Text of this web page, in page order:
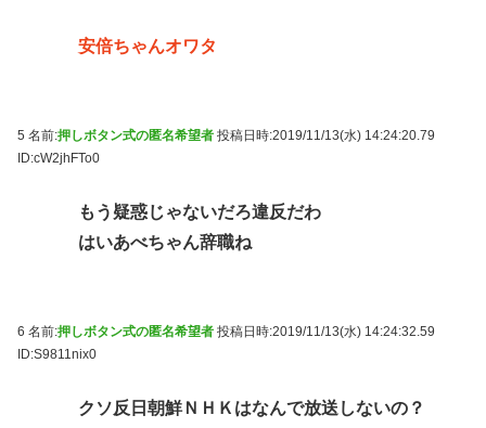
安倍ちゃんオワタ
5 名前:押しボタン式の匿名希望者 投稿日時:2019/11/13(水) 14:24:20.79
ID:cW2jhFTo0
もう疑惑じゃないだろ違反だわ
はいあべちゃん辞職ね
6 名前:押しボタン式の匿名希望者 投稿日時:2019/11/13(水) 14:24:32.59
ID:S9811nix0
クソ反日朝鮮ＮＨＫはなんで放送しないの？